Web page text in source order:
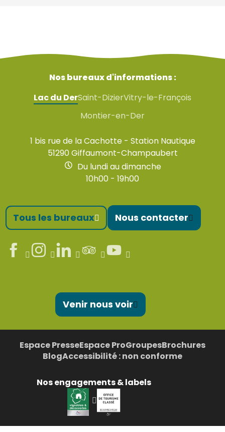
Nos bureaux d'informations :
Lac du DerSaint-DizierVitry-le-François
Montier-en-Der
1 bis rue de la Cachotte - Station Nautique
51290 Giffaumont-Champaubert
Du lundi au dimanche
10h00 - 19h00
Tous les bureaux Nous contacter
Venir nous voir
Espace PresseEspace ProGroupesBrochures
BlogAccessibilité : non conforme
Nos engagements & labels